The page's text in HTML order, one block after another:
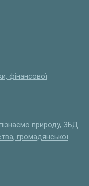
фінансової
пізнаємо природу, ЗБД
громадянської